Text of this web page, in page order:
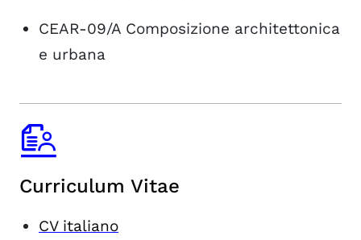
CEAR-09/A Composizione architettonica
e urbana
Curriculum Vitae
CV italiano